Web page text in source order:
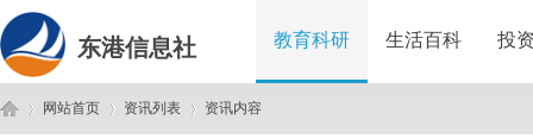
东港信息社 教育科研 生活百科 投
网站首页 资讯列表 资讯内容